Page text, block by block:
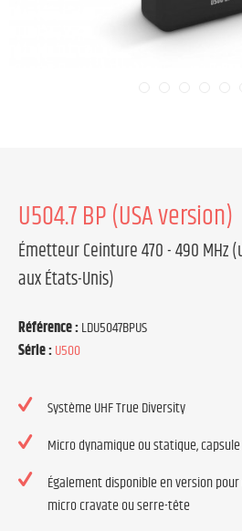
U504.7 BP (USA version)
Émetteur Ceinture 470 - 490
aux États-Unis)
Référence :LDU5047BPUS
Série :U500
Système UHF True Diversity
Micro dynamique ou statique,
Également disponible en version
micro cravate ou serre-tête